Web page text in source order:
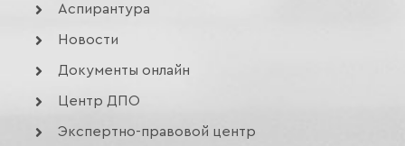
Аспирантура
Новости
Документы онлайн
Центр ДПО
Экспертно-правовой центр